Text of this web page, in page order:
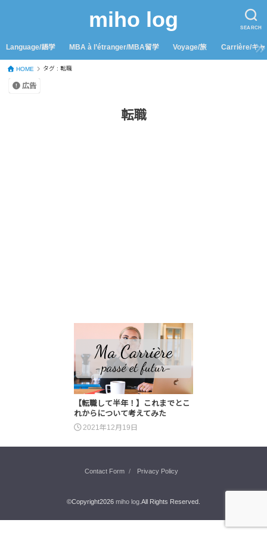
SEARCH
miho log
Language/語学 MBA à l’étranger/MBA留学 Voyage/旅 Carrière/キャ
HOME タグ : 転職
広告
転職
【転職して半年！】これまでとこ
れからについて考えてみた
2021年12月19日
Contact Form Privacy Policy
©Copyright2026 miho log.All Rights Reserved.